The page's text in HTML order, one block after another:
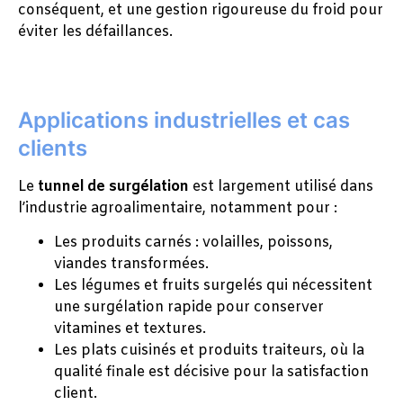
conséquent, et une gestion rigoureuse du froid pour
éviter les défaillances.
Applications industrielles et cas
clients
Le tunnel de surgélation est largement utilisé dans
l’industrie agroalimentaire, notamment pour :
Les produits carnés : volailles, poissons,
viandes transformées.
Les légumes et fruits surgelés qui nécessitent
une surgélation rapide pour conserver
vitamines et textures.
Les plats cuisinés et produits traiteurs, où la
qualité finale est décisive pour la satisfaction
client.